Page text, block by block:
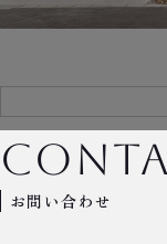
お問い合わせ